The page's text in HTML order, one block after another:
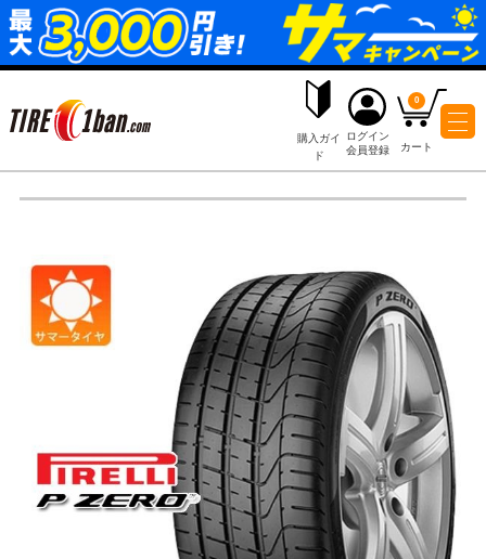
購入ガイ
ド
ログイン